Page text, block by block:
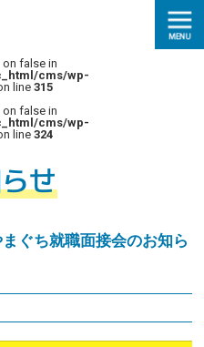
false in
cms/wp-
line315
false in
cms/wp-
line324
ぐち就職面接会のお知ら